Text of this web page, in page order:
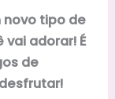
novo tipo de
adorar! É
de